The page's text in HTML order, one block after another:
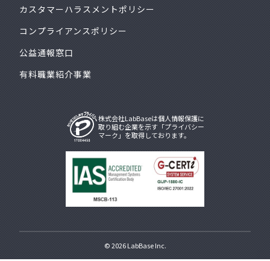
カスタマーハラスメントポリシー
コンプライアンスポリシー
公益通報窓口
有料職業紹介事業
株式会社LabBaseは個人情報保護に
取り組む企業を示す「プライバシー
マーク」を取得しております。
© 2026LabBase Inc.